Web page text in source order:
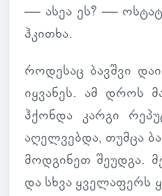
— ასეა ეს? —
ჰკი­თხა.
რო­დე­საც ბავ­შვი
იყ­ვა­ნეს. ამ დროს
ჰქონდა კარგი
აღელ­ვებდა, თუმცა
მოდ­გი­ნეთ შე­უდგა.
და სხვა ყვე­ლა­ფერს